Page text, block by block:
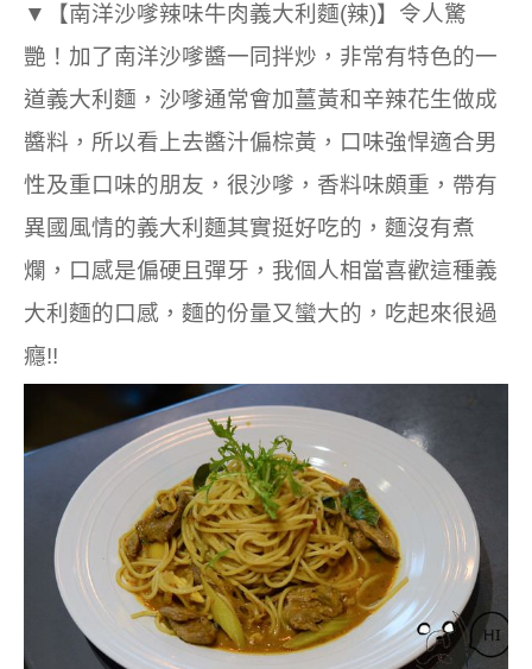
▼
【南洋沙嗲辣味牛肉義大利麵(辣)】令人驚
艷！加了南洋沙嗲醬一同拌炒，非常有特色的一
道義大利麵，沙嗲通常會加薑黃和辛辣花生做成
醬料，所以看上去醬汁偏棕黃，口味強悍適合男
性及重口味的朋友，很沙嗲，香料味頗重，帶有
異國風情的義大利麵其實挺好吃的，麵沒有煮
爛，口感是偏硬且彈牙，我個人相當喜歡這種義
大利麵的口感，麵的份量又蠻大的，吃起來很過
癮!!